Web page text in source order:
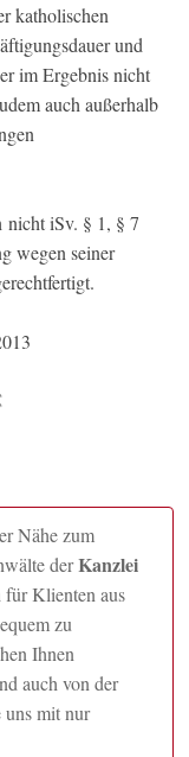
katholischen
und
im Ergebnis nicht
auch außerhalb
iSv. § 1, § 7
wegen seiner
Nähe zum
derKanzlei
für Klienten aus
zu
Ihnen
auch von der
uns mit nur